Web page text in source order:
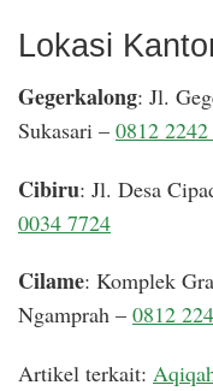
Lokasi
Gegerkalong: Jl.
Sukasari – 0812
Cibiru: Jl. Desa
0034 7724
Cilame: Komplek
Ngamprah – 0812
Artikel terkait: